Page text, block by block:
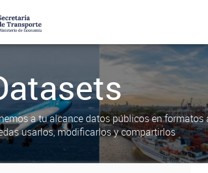
a tu alcance datos públicos en formatos
usarlos, modificarlos y compartirlos